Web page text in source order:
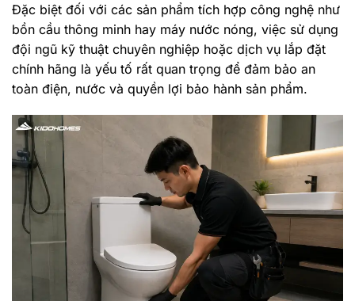
Đặc biệt đối với các sản phẩm tích hợp công nghệ như
bồn cầu thông minh hay máy nước nóng, việc sử dụng
đội ngũ kỹ thuật chuyên nghiệp hoặc dịch vụ lắp đặt
chính hãng là yếu tố rất quan trọng để đảm bảo an
toàn điện, nước và quyền lợi bảo hành sản phẩm.